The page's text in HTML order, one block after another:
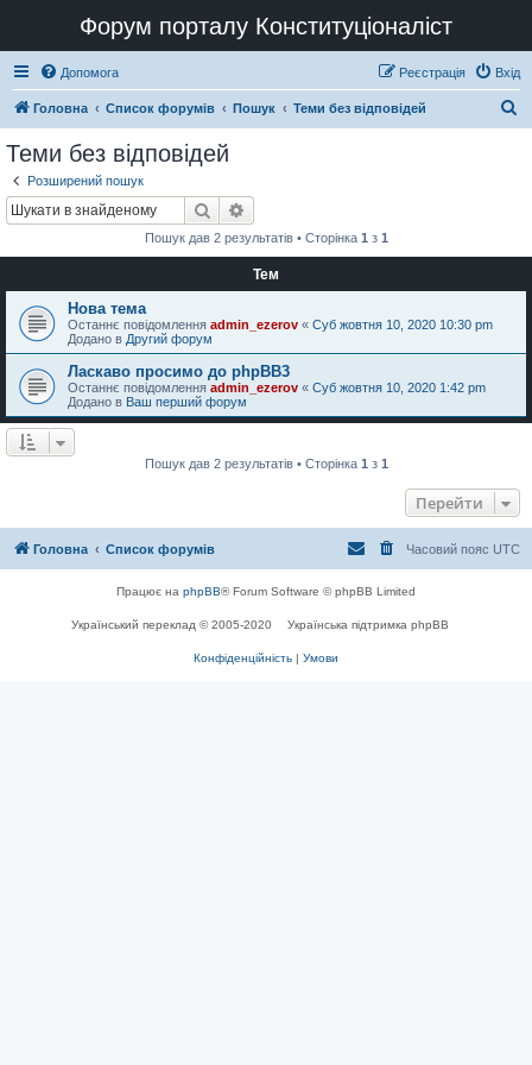
Форум порталу Конституціоналіст
Допомога Вхід
Реєстрація
Головна Список форумів Пошук Теми без відповідей
Теми без відповідей
Розширений пошук
Пошук
Пошук дав 2 результатів • Сторінка 1 з 1
Тем
Нова тема
Останнє повідомлення admin_ezerov « Суб жовтня 10, 2020 10:30 pm
Додано в Другий форум
Ласкаво просимо до phpBB3
Останнє повідомлення admin_ezerov « Суб жовтня 10, 2020 1:42 pm
Додано в Ваш перший форум
Пошук дав 2 результатів • Сторінка 1 з 1
Перейти
Головна Список форумів Часовий пояс UTC
Працює на phpBB® Forum Software © phpBB Limited
Український переклад © 2005-2020 Українська підтримка phpBB
Конфіденційність | Умови